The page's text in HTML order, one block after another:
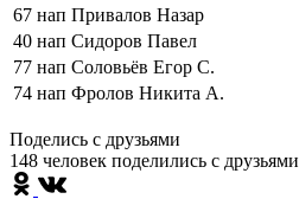
67 нап Привалов Назар
40 нап Сидоров Павел
77 нап Соловьёв Егор С.
74 нап Фролов Никита А.
Поделись c друзьями
148 человек поделились c друзьями